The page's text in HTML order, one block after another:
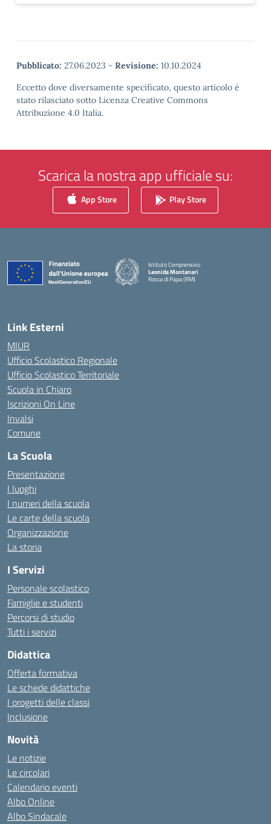
Pubblicato: 27.06.2023 - Revisione: 10.10.2024
Eccetto dove diversamente specificato, questo articolo è
stato rilasciato sotto Licenza Creative Commons
Attribuzione 4.0 Italia.
Scarica la nostra app ufficiale su:
App Store Play Store
Istituto Comprensivo
Leonida Montanari
Rocca di Papa (RM)
— Visita la pagina iniziale della scuola
Link Esterni
MIUR
Ufficio Scolastico Regionale
Ufficio Scolastico Territoriale
Scuola in Chiaro
Iscrizioni On Line
Invalsi
Comune
La Scuola
Presentazione
I luoghi
I numeri della scuola
Le carte della scuola
Organizzazione
La storia
I Servizi
Personale scolastico
Famiglie e studenti
Percorsi di studio
Tutti i servizi
Didattica
Offerta formativa
Le schede didattiche
I progetti delle classi
Inclusione
Novità
Le notizie
Le circolari
Calendario eventi
Albo Online
Albo Sindacale